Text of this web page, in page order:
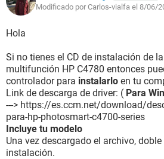
Modificado por Carlos-vialfa el 8/06/
Hola
Si no tienes el CD de instalación de
multifunción HP C4780 entonces
controlador para instalarlo en tu
Link de descarga de driver: ( Para
---> https://es.ccm.net/download/
para-hp-photosmart-c4700-series
Incluye tu modelo
Una vez descargado el archivo,
instalación.